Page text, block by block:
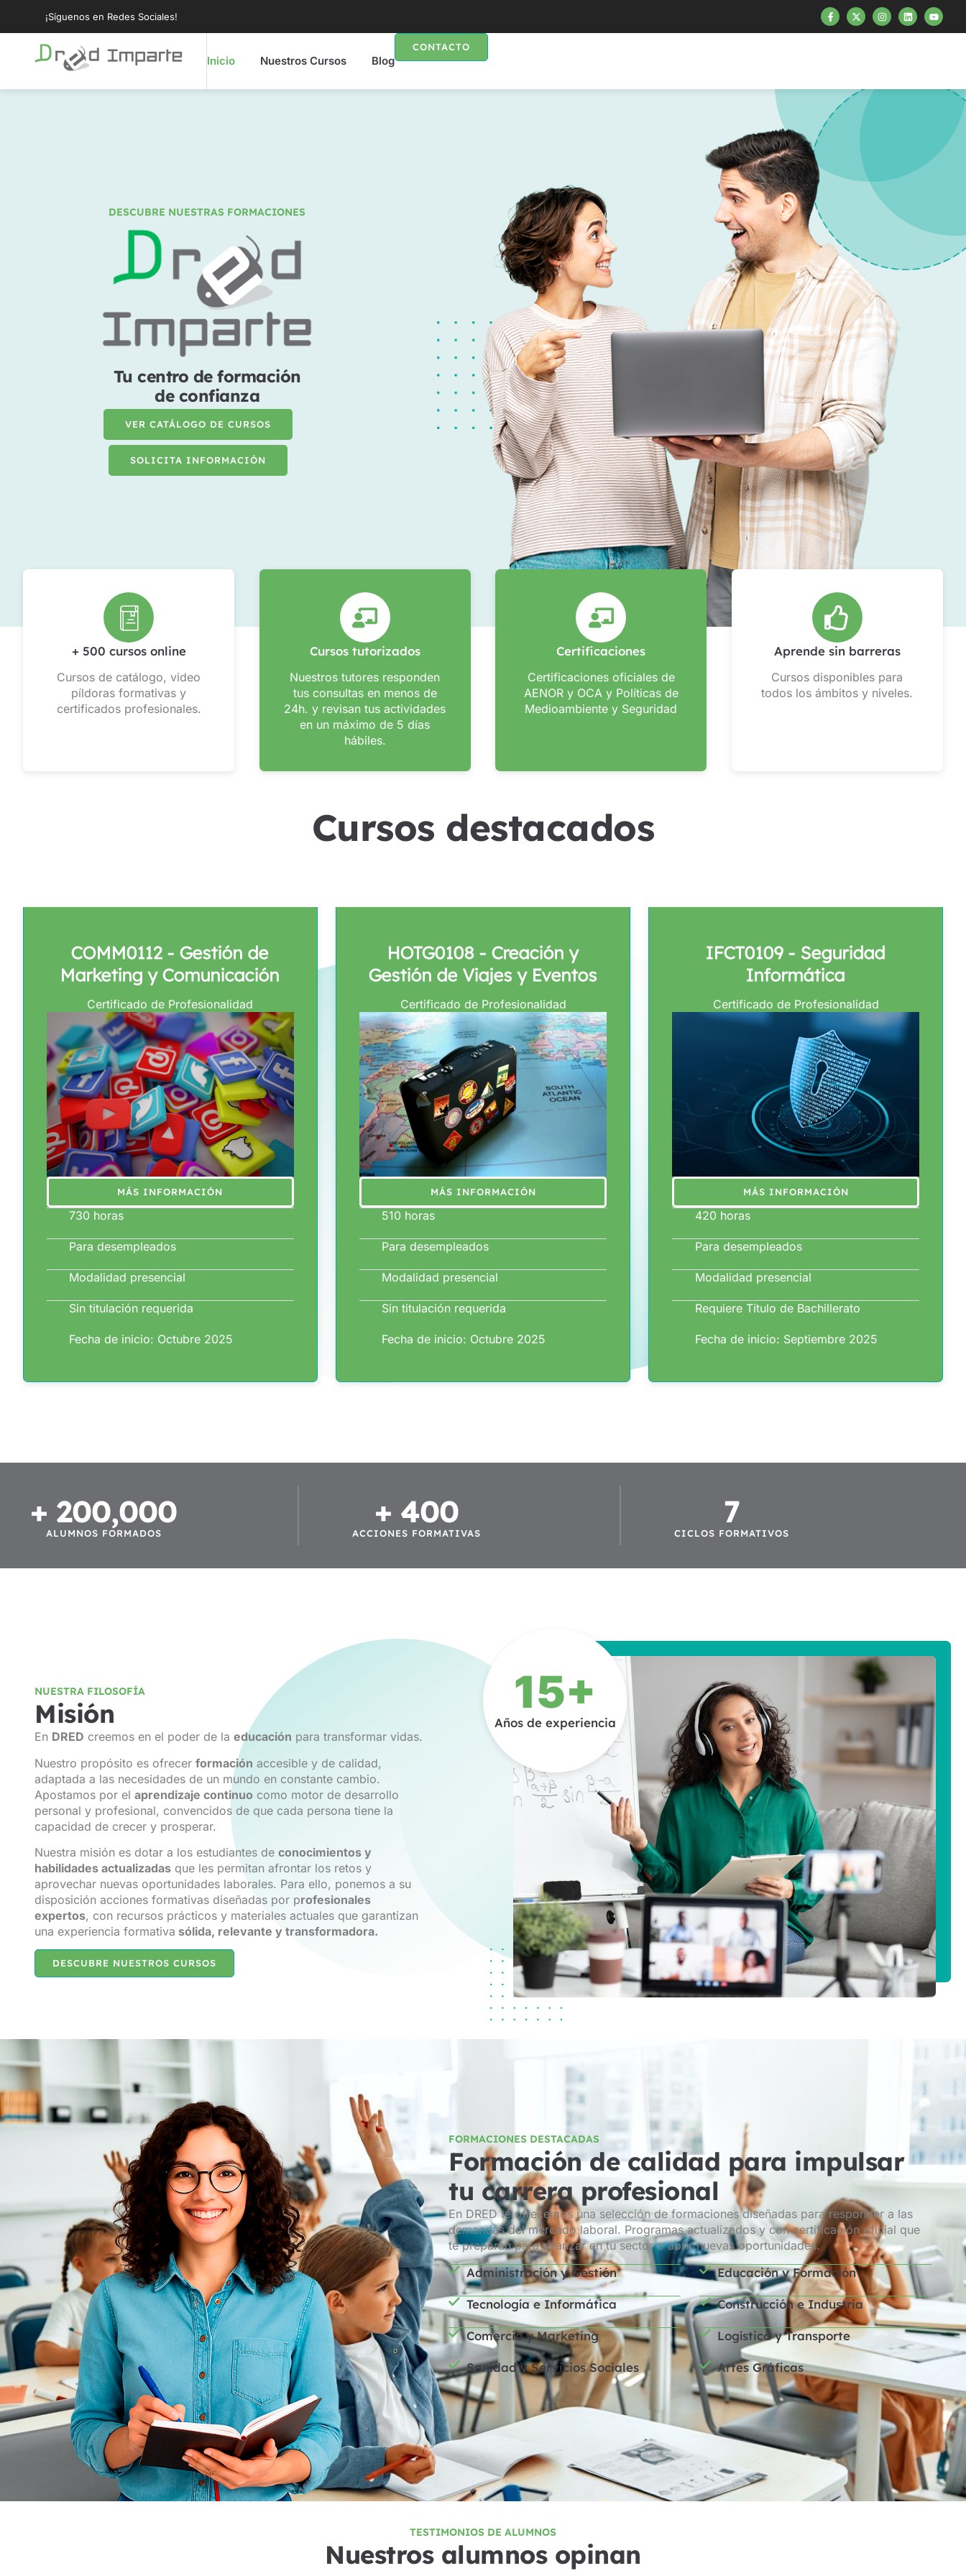
¡Síguenos en Redes Sociales!
Inicio Nuestros Cursos Blog
CONTACTO
DESCUBRE NUESTRAS FORMACIONES
Tu centro de formación
de confianza
VER CATÁLOGO DE CURSOS
SOLICITA INFORMACIÓN
+ 500 cursos online
Cursos de catálogo, video
píldoras formativas y
certificados profesionales.
Cursos tutorizados
Nuestros tutores responden
tus consultas en menos de
24h. y revisan tus actividades
en un máximo de 5 días
hábiles.
Certificaciones
Certificaciones oficiales de
AENOR y OCA y Políticas de
Medioambiente y Seguridad
Aprende sin barreras
Cursos disponibles para
todos los ámbitos y niveles.
Cursos destacados
COMM0112 - Gestión de
Marketing y Comunicación
Certificado de Profesionalidad
MÁS INFORMACIÓN
730 horas
Para desempleados
Modalidad presencial
Sin titulación requerida
Fecha de inicio: Octubre 2025
HOTG0108 - Creación y
Gestión de Viajes y Eventos
Certificado de Profesionalidad
MÁS INFORMACIÓN
510 horas
Para desempleados
Modalidad presencial
Sin titulación requerida
Fecha de inicio: Octubre 2025
IFCT0109 - Seguridad
Informática
Certificado de Profesionalidad
MÁS INFORMACIÓN
420 horas
Para desempleados
Modalidad presencial
Requiere Título de Bachillerato
Fecha de inicio: Septiembre 2025
ALUMNOS FORMADOS
+ 200,000
ACCIONES FORMATIVAS
+ 400
CICLOS FORMATIVOS
7
NUESTRA FILOSOFÍA
Misión
En DRED creemos en el poder de la educación para transformar vidas.
Nuestro propósito es ofrecer formación accesible y de calidad,
adaptada a las necesidades de un mundo en constante cambio.
Apostamos por el aprendizaje continuo como motor de desarrollo
personal y profesional, convencidos de que cada persona tiene la
capacidad de crecer y prosperar.
Nuestra misión es dotar a los estudiantes de conocimientos y
habilidades actualizadas que les permitan afrontar los retos y
aprovechar nuevas oportunidades laborales. Para ello, ponemos a su
disposición acciones formativas diseñadas por profesionales
expertos, con recursos prácticos y materiales actuales que garantizan
una experiencia formativa sólida, relevante y transformadora.
DESCUBRE NUESTROS CURSOS
15+
Años de experiencia
FORMACIONES DESTACADAS
Formación de calidad para impulsar
tu carrera profesional
En DRED te ofrecemos una selección de formaciones diseñadas para responder a las
demandas del mercado laboral. Programas actualizados y con certificación oficial que
te preparan para avanzar en tu sector o abrir nuevas oportunidades.
Administración y Gestión
Tecnología e Informática
Comercio y Marketing
Sanidad y Servicios Sociales
Educación y Formación
Construcción e Industria
Logística y Transporte
Artes Gráficas
TESTIMONIOS DE ALUMNOS
Nuestros alumnos opinan